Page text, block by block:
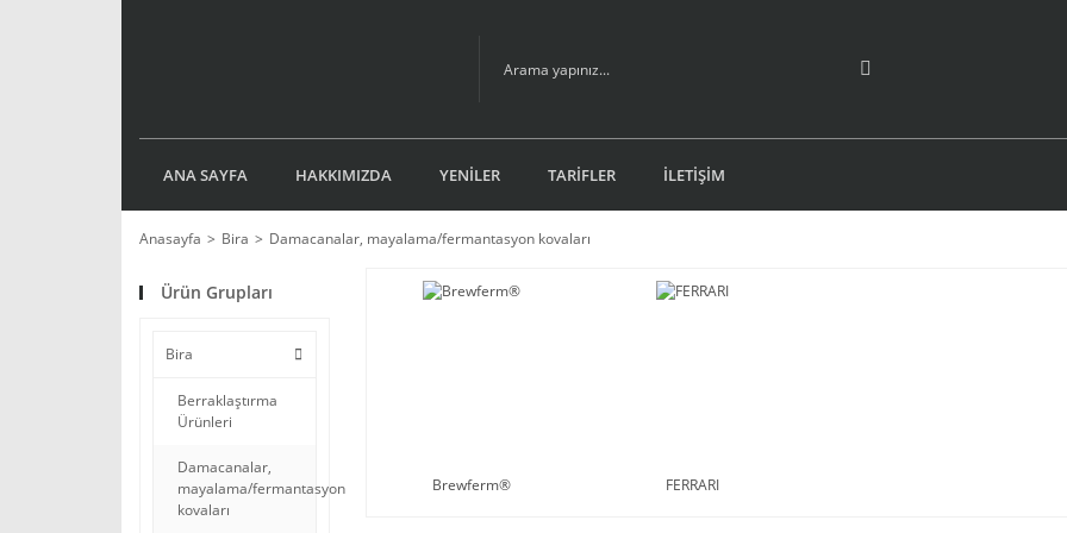
ANA SAYFA HAKKIMIZDA YENİLER TARİFLER İLETİŞİM
Anasayfa Bira Damacanalar, mayalama/fermantasyon kovaları
Ürün Grupları
Bira
Berraklaştırma
Ürünleri
Damacanalar,
mayalama/fermantasyon
kovaları
Brewferm® FERRARI